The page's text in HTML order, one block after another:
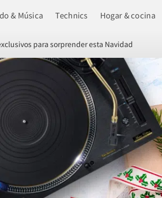
& Música Technics Hogar & cocina
para sorprender esta Navidad